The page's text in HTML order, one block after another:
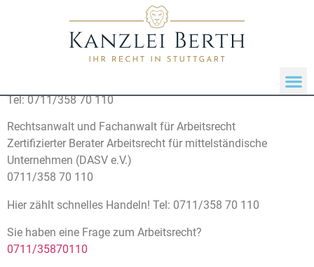
Tel: 0711/358 70 110
Rechtsanwalt und Fachanwalt für Arbeitsrecht
Zertifizierter Berater Arbeitsrecht für mittelständische
Unternehmen (DASV e.V.)
0711/358 70 110
Hier zählt schnelles Handeln! Tel: 0711/358 70 110
Sie haben eine Frage zum Arbeitsrecht?
0711/35870110